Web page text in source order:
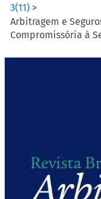
3(11) >
Arbitragem e
Compromissória à